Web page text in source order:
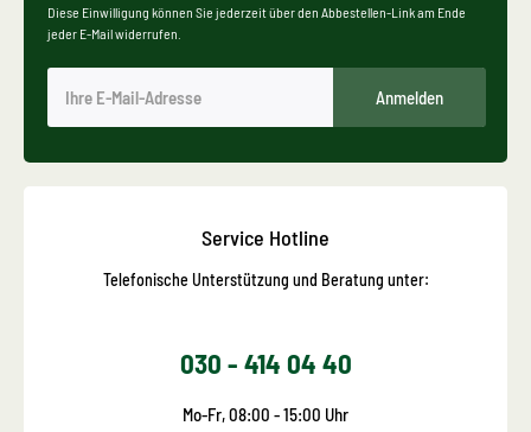
Diese Einwilligung können Sie jederzeit über den Abbestellen-Link am Ende
jeder E-Mail widerrufen.
Anmelden
Service Hotline
Telefonische Unterstützung und Beratung unter:
030 - 414 04 40
Mo-Fr, 08:00 - 15:00 Uhr